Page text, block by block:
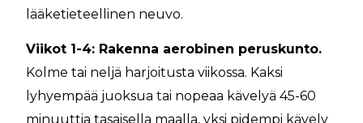
lääketieteellinen neuvo.
Viikot 1-4: Rakenna aerobinen peruskunto.
Kolme tai neljä harjoitusta viikossa. Kaksi
lyhyempää juoksua tai nopeaa kävelyä 45-60
minuuttia tasaisella maalla, yksi pidempi kävely